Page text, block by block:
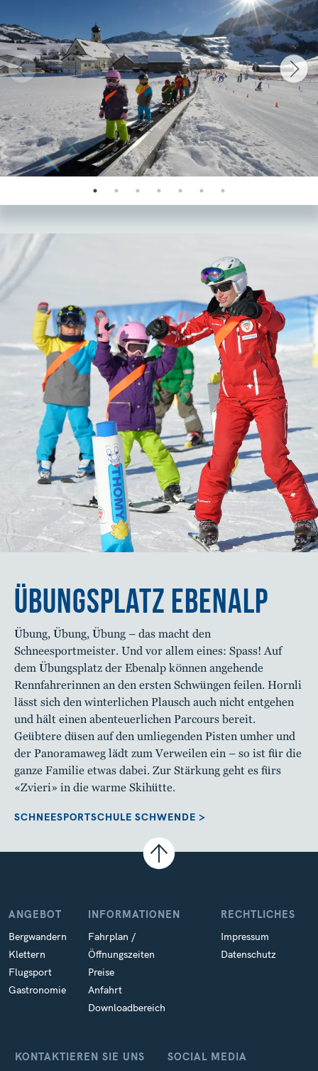
ÜBUNGSPLATZ EBENALP
Übung, Übung, Übung – das macht den
Schneesportmeister. Und vor allem eines: Spass! Auf
dem Übungsplatz der Ebenalp können angehende
Rennfahrerinnen an den ersten Schwüngen feilen. Hornli
lässt sich den winterlichen Plausch auch nicht entgehen
und hält einen abenteuerlichen Parcours bereit.
Geübtere düsen auf den umliegenden Pisten umher und
der Panoramaweg lädt zum Verweilen ein – so ist für die
ganze Familie etwas dabei. Zur Stärkung geht es fürs
«Zvieri» in die warme Skihütte.
SCHNEESPORTSCHULE SCHWENDE >
KONTAKTIEREN SIE UNS
ANGEBOT
Bergwandern
Klettern
Flugsport
Gastronomie
INFORMATIONEN
Fahrplan /
Öffnungszeiten
Preise
Anfahrt
Downloadbereich
RECHTLICHES
Impressum
Datenschutz
SOCIAL MEDIA